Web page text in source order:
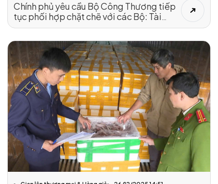
thuốc, thực phẩm
Chính phủ yêu cầu Bộ Công Thương tiếp
tục phối hợp chặt chẽ với các Bộ: Tài
chính, Y tế, Công an, Quốc phòng cùng
triển khai kế hoạch đấu tranh thường
xuyên, liên tục, hiệu quả nhằm ngăn chặn,
đẩy lùi tình trạng buôn lậu, gian lận
thương mại, sản xuất – kinh doanh hàng
giả, hàng nhái, hàng kém chất lượng..